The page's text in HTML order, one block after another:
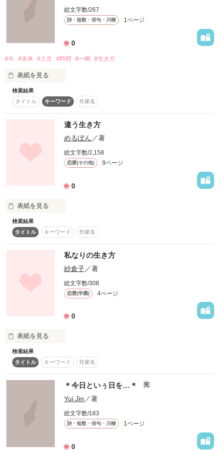
それは、何ものにも縛られないということ
「ただの自己中でワガママし放題なだけでしょ!!」
「少し黙っていてくれないかな？リシュリー君。顔が鬼のよう
「誰が鬼だ！」
自己中でワガママし放題の何でも屋所長
総文字数/267
詩・短歌・俳句・川柳 1ページ
0
#今 #未来 #人生 #時間 #一瞬 #生き方
表紙を見る
パート１です♭
「詩」っぽくなってます！！
＊今、この瞬間を…＊
検索結果
タイトル
キーワード 作家名
違う生き方
めるぽん ／著
総文字数/2,158
恋愛(その他) 9ページ
0
表紙を見る
「好きに病気もなにも、関係ないよ。」
「お前は俺が先に死んでも悲しくないんか？」
なんて答えたらいいか
わからなかったあの頃
検索結果
タイトル
キーワード 作家名
私なりの生き方
紗倉子／著
総文字数/308
恋愛(学園) 4ページ
0
表紙を見る
新学期
高校2年になった私は…
本田実花     Honda Mihana
この物語は私が精一杯生きた
検索結果
タイトル
キーワード 作家名
＊今日といぅ日を…＊ 完
Yui.Jin／著
総文字数/183
詩・短歌・俳句・川柳 1ページ
0